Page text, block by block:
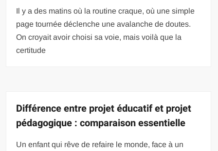
Il y a des matins où la routine craque, où une simple
page tournée déclenche une avalanche de doutes.
On croyait avoir choisi sa voie, mais voilà que la
certitude
Différence entre projet éducatif et projet
pédagogique : comparaison essentielle
Un enfant qui rêve de refaire le monde, face à un